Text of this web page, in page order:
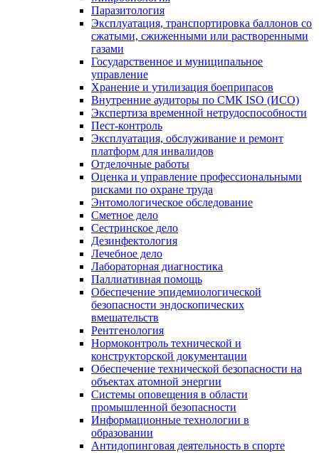
Паразитология
Эксплуатация, транспортировка баллонов со
сжатыми, сжиженными или растворенными
газами
Государственное и муниципальное
управление
Хранение и утилизация боеприпасов
Внутренние аудиторы по СМК ISO (ИСО)
Экспертиза временной нетрудоспособности
Пест-контроль
Эксплуатация, обслуживание и ремонт
платформ для инвалидов
Отделочные работы
Оценка и управление профессиональными
рисками по охране труда
Энтомологическое обследование
Сметное дело
Сестринское дело
Дезинфектология
Лечебное дело
Лабораторная диагностика
Паллиативная помощь
Обеспечение эпидемиологической
безопасности эндоскопических
вмешательств
Рентгенология
Нормоконтроль технической и
конструкторской документации
Обеспечение технической безопасности на
объектах атомной энергии
Системы оповещения в области
промышленной безопасности
Информационные технологии в
образовании
Антидопинговая деятельность в спорте